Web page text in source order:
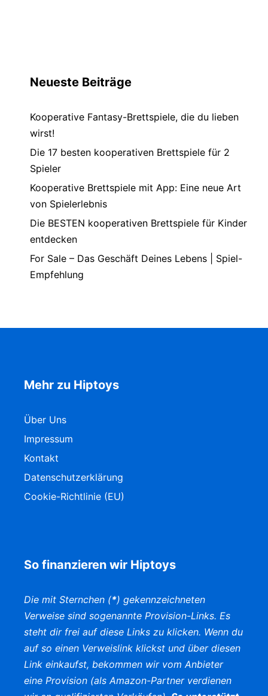
Neueste Beiträge
Kooperative Fantasy-Brettspiele, die du lieben
wirst!
Die 17 besten kooperativen Brettspiele für 2
Spieler
Kooperative Brettspiele mit App: Eine neue Art
von Spielerlebnis
Die BESTEN kooperativen Brettspiele für Kinder
entdecken
For Sale – Das Geschäft Deines Lebens | Spiel-
Empfehlung
Mehr zu Hiptoys
Über Uns
Impressum
Kontakt
Datenschutzerklärung
Cookie-Richtlinie (EU)
So finanzieren wir Hiptoys
Die mit Sternchen (*) gekennzeichneten
Verweise sind sogenannte Provision-Links. Es
steht dir frei auf diese Links zu klicken. Wenn du
auf so einen Verweislink klickst und über diesen
Link einkaufst, bekommen wir vom Anbieter
eine Provision (als Amazon-Partner verdienen